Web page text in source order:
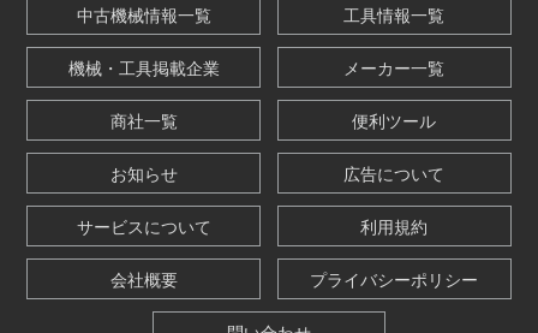
中古機械情報一覧 工具情報一覧
機械・工具掲載企業 メーカー一覧
商社一覧 便利ツール
お知らせ 広告について
サービスについて 利用規約
会社概要 プライバシーポリシー